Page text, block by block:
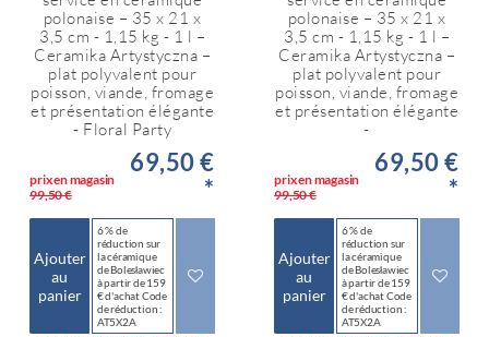
polonaise – 35 x 21 x
3,5 cm - 1,15 kg - 1 l –
Ceramika Artystyczna –
plat polyvalent pour
poisson, viande, fromage
et présentation élégante
- Floral Party
prix en magasin
99,50 €
69,50 €
*
Ajouter
au
panier
6 % de
réduction sur
la céramique
de Bolesławiec
à partir de 159
€ d'achat Code
de réduction :
AT5X2A
polonaise – 35 x 21 x
3,5 cm - 1,15 kg - 1 l –
Ceramika Artystyczna –
plat polyvalent pour
poisson, viande, fromage
et présentation élégante
-
prix en magasin
99,50 €
69,50 €
*
Ajouter
au
panier
6 % de
réduction sur
la céramique
de Bolesławiec
à partir de 159
€ d'achat Code
de réduction :
AT5X2A